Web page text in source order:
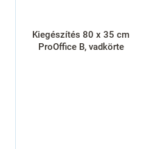
Kiegészítés 80 x 35 cm
ProOffice B, vadkörte